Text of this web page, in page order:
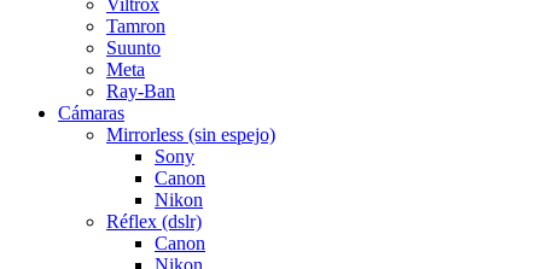
Viltrox
Tamron
Suunto
Meta
Ray-Ban
Cámaras
Mirrorless (sin espejo)
Sony
Canon
Nikon
Réflex (dslr)
Canon
Nikon